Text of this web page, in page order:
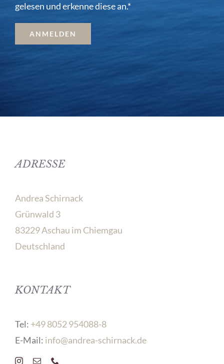
gelesen und erkenne diese an.*
ADRESSE
Andrea Schirnack
Grünwald 3
83229 Aschau im Chiemgau
Deutschland
KONTAKT
Tel: +49 8052 954088-8
E-Mail: info@andrea-schirnack.de